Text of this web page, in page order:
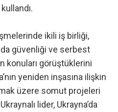
ikili iş birliği,
güvenliği ve serbest
konuları görüştüklerini
yeniden inşasına ilişkin
üzere somut projeleri
lider, Ukrayna’da